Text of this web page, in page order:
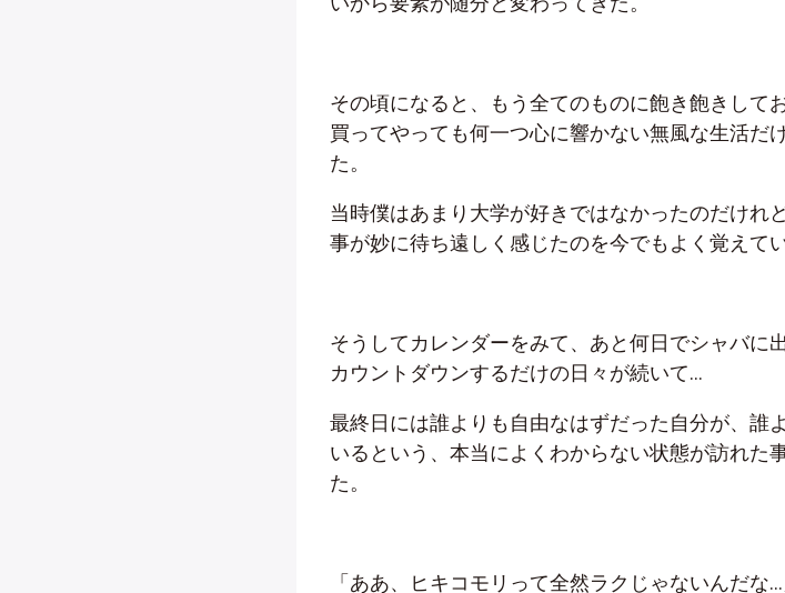
その頃になると、もう全てのものに飽き飽きして
買ってやっても何一つ心に響かない無風な生活だ
た。
当時僕はあまり大学が好きではなかったのだけれ
事が妙に待ち遠しく感じたのを今でもよく覚えてい
そうしてカレンダーをみて、あと何日でシャバに
カウントダウンするだけの日々が続いて…
最終日には誰よりも自由なはずだった自分が、誰
いるという、本当によくわからない状態が訪れた
た。
「ああ、ヒキコモリって全然ラクじゃないんだな…